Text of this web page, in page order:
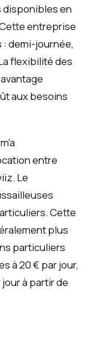
disponibles en
entreprise
demi-journée,
flexibilité des
aux besoins
entre
Le
Cette
plus
particuliers
à 20 € par jour,
à partir de